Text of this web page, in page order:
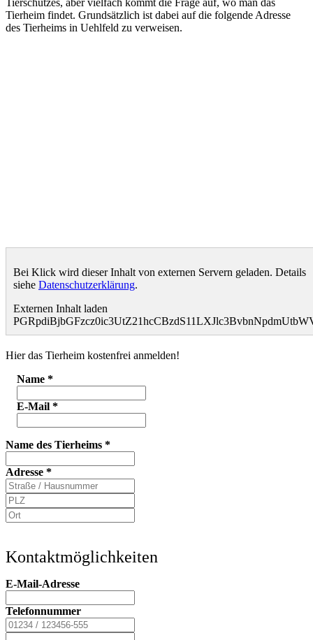
Tierheim findet. Grundsätzlich ist dabei auf die folgende Adresse
des Tierheims in Uehlfeld zu verweisen.
Bei Klick wird dieser Inhalt von externen Servern geladen. Details
siehe Datenschutzerklärung.
Externen Inhalt laden
Hier das Tierheim kostenfrei anmelden!
Name *
E-Mail *
Name des Tierheims *
Adresse *
Kontaktmöglichkeiten
E-Mail-Adresse
Telefonnummer